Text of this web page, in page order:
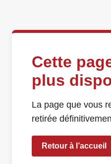
Cette
plus
La page que vous
retirée
Retour à l’accueil